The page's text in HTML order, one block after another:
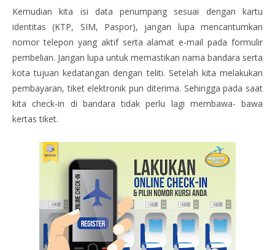
Kemudian kita isi data penumpang sesuai dengan kartu
identitas (KTP, SIM, Paspor), jangan lupa mencantumkan
nomor telepon yang aktif serta alamat e-mail pada formulir
pembelian. Jangan lupa untuk memastikan nama bandara serta
kota tujuan kedatangan dengan teliti. Setelah kita melakukan
pembayaran, tiket elektronik pun diterima. Sehingga pada saat
kita check-in di bandara tidak perlu lagi membawa- bawa
kertas tiket.